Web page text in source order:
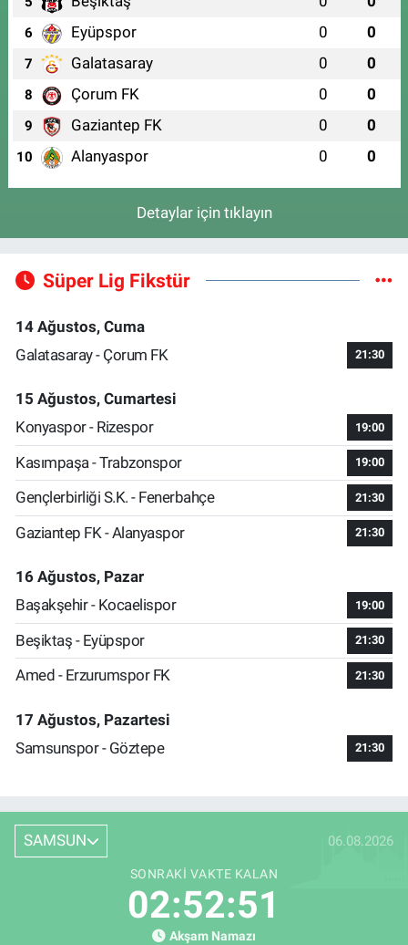
6 Eyüpspor 0 0
7 Galatasaray 0 0
8 Çorum FK 0 0
9 Gaziantep FK 0 0
10 Alanyaspor 0 0
Detaylar için tıklayın
Süper Lig Fikstür
14 Ağustos, Cuma
Galatasaray - Çorum FK
21:30
15 Ağustos, Cumartesi
Konyaspor - Rizespor
19:00
Kasımpaşa - Trabzonspor 19:00
Gençlerbirliği S.K. - Fenerbahçe 21:30
Gaziantep FK - Alanyaspor 21:30
16 Ağustos, Pazar
Başakşehir - Kocaelispor
19:00
Beşiktaş - Eyüpspor 21:30
Amed - Erzurumspor FK 21:30
17 Ağustos, Pazartesi
Samsunspor - Göztepe
21:30
SAMSUN 06.08.2026
SONRAKI VAKTE KALAN
02:52:50
Akşam Namazı